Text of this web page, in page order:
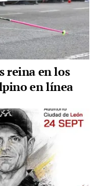
reina en los
en línea